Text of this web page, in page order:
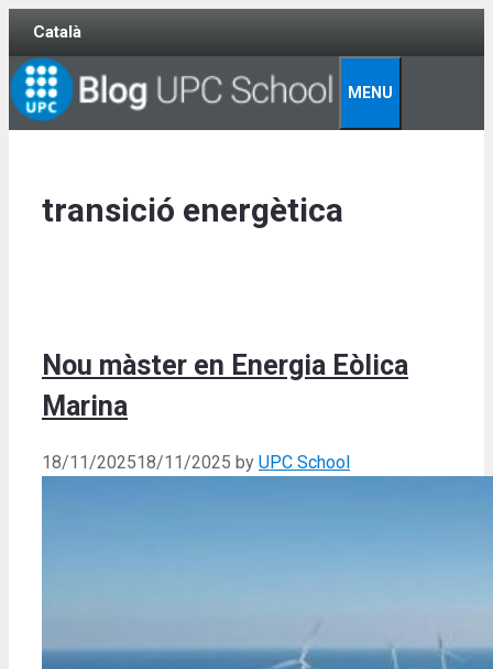
Skip
content
Català
MENU
transició energètica
Nou màster en Energia Eòlica
Marina
18/11/202518/11/2025 by UPC School